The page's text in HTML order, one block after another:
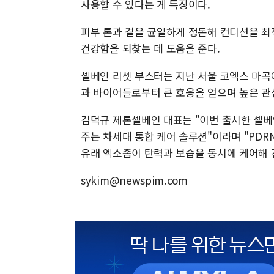
사용할 수 있다는 게 특징이다.
피부 톤과 결을 균일하게 정돈해 컨디션을
건강함을 되찾는 데 도움을 준다.
셀베인 리셋 부스터는 지난 서울 코엑스 마
과 바이어들로부터 큰 호응을 얻으며 높은
김덕규 제론셀베인 대표는 "이번 출시한 셀
주는 차세대 통합 케어 솔루션"이라며
유래 엑소좀이 탄력과 보습을 동시에 케어
sykim@newspim.com